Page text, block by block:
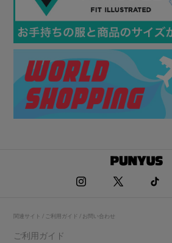
関連サイト / ご利用ガイド / お問い合わせ
ご利用ガイド